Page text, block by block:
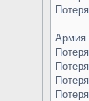
Армия